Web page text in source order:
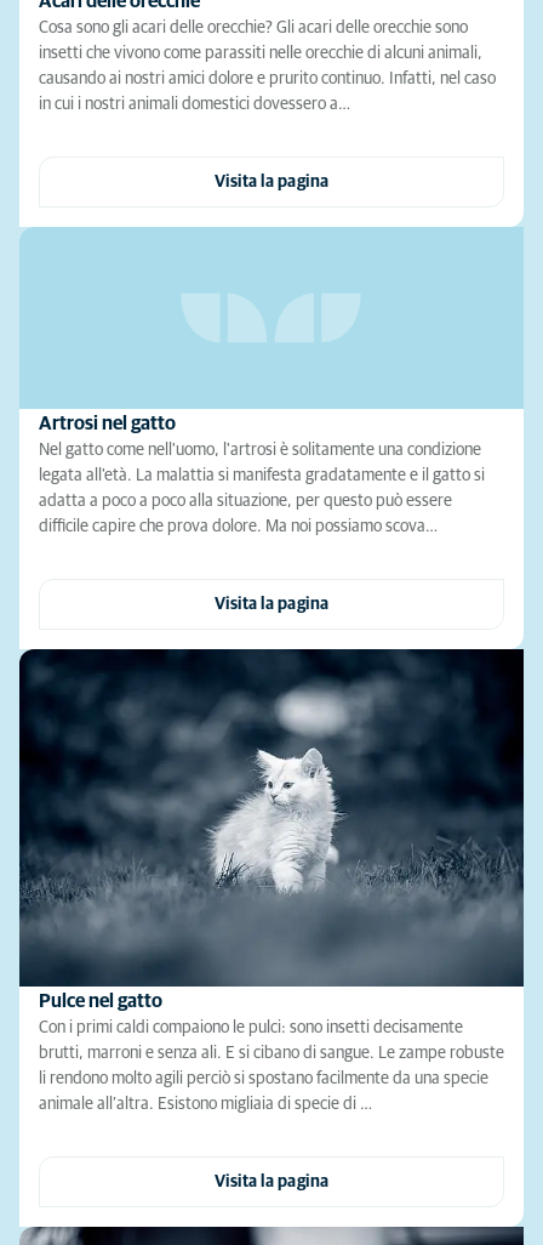
Cosa sono gli acari delle orecchie? Gli acari delle orecchie sono
insetti che vivono come parassiti nelle orecchie di alcuni animali,
causando ai nostri amici dolore e prurito continuo. Infatti, nel caso
in cui i nostri animali domestici dovessero a…
Visita la pagina
Artrosi nel gatto
Nel gatto come nell'uomo, l'artrosi è solitamente una condizione
legata all'età. La malattia si manifesta gradatamente e il gatto si
adatta a poco a poco alla situazione, per questo può essere
difficile capire che prova dolore. Ma noi possiamo scova…
Visita la pagina
Pulce nel gatto
Con i primi caldi compaiono le pulci: sono insetti decisamente
brutti, marroni e senza ali. E si cibano di sangue. Le zampe robuste
li rendono molto agili perciò si spostano facilmente da una specie
animale all’altra. Esistono migliaia di specie di …
Visita la pagina